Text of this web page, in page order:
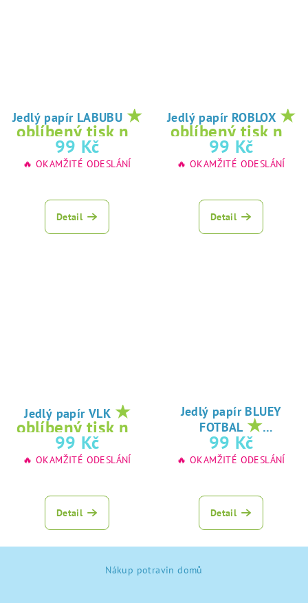
Jedlý papír LABUBU ★
oblíbený tisk na
jedlý papír
99 Kč
🔥 OKAMŽITÉ ODESLÁNÍ
Detail
Jedlý papír ROBLOX ★
oblíbený tisk na
jedlý papír
99 Kč
🔥 OKAMŽITÉ ODESLÁNÍ
Detail
Jedlý papír VLK ★
oblíbený tisk na
jedlý papír
99 Kč
🔥 OKAMŽITÉ ODESLÁNÍ
Detail
Jedlý papír BLUEY
FOTBAL ★
oblíbený tisk na
jedlý papír
99 Kč
🔥 OKAMŽITÉ ODESLÁNÍ
Detail
Nákup potravin domů